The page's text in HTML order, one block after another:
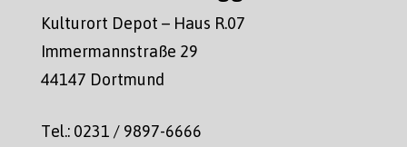
Kulturort Depot – Haus R.07
Immermannstraße 29
44147 Dortmund
Tel.: 0231 / 9897-6666